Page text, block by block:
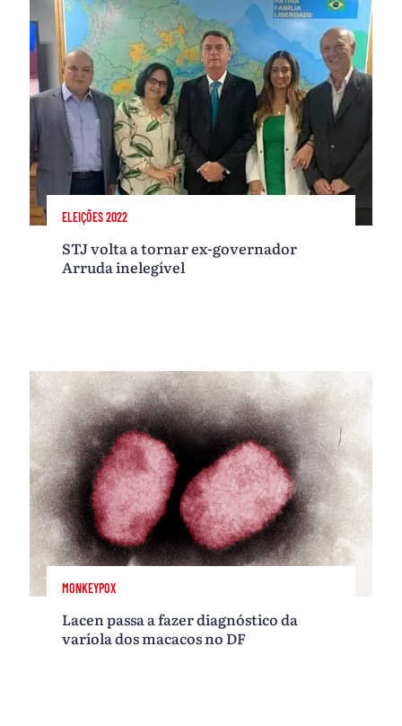
ELEIÇÕES 2022
STJ volta a tornar ex-governador
Arruda inelegível
MONKEYPOX
Lacen passa a fazer diagnóstico da
varíola dos macacos no DF